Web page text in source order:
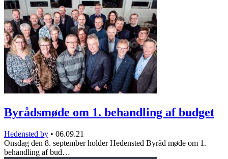
Byrådsmøde om 1. behandling af budget
Hedensted by • 06.09.21
Onsdag den 8. september holder Hedensted Byråd møde om 1.
behandling af bud…